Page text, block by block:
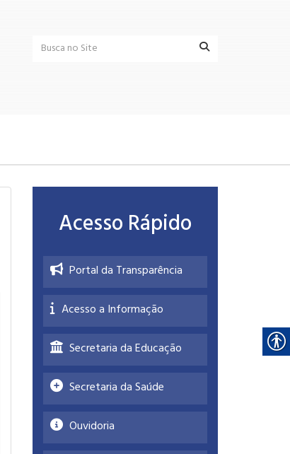
Acesso Rápido
Portal da Transparência
Acesso a Informação
Secretaria da Educação
Secretaria da Saúde
Ouvidoria